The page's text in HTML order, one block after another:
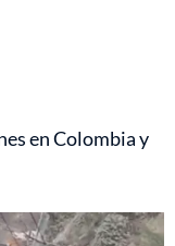
en Colombia y